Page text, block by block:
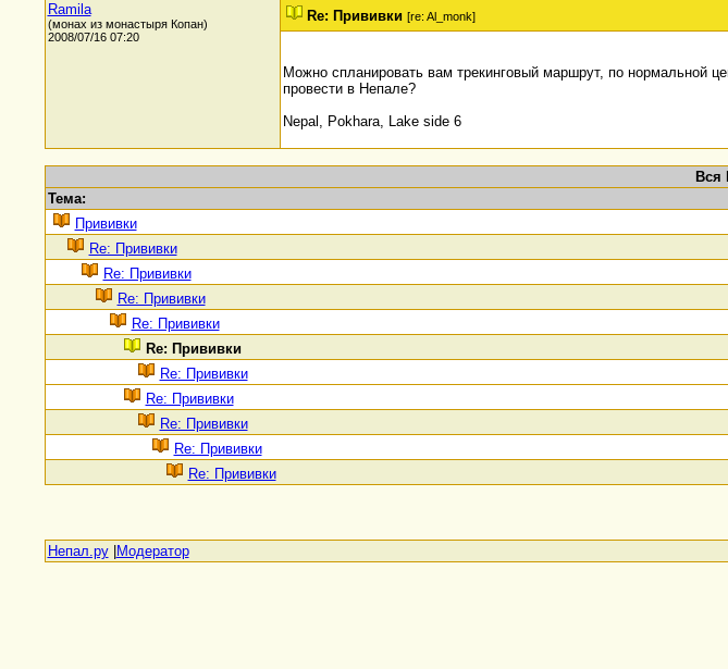
Ramila
(монах из монастыря Копан)
2008/07/16 07:20
Re: Прививки [re: Al_monk]
Можно спланировать вам трекинговый маршрут, по нормальной
провести в Непале?
Nepal, Pokhara, Lake side 6
Вся
Тема:
Прививки
Re: Прививки
Re: Прививки
Re: Прививки
Re: Прививки
Re: Прививки
Re: Прививки
Re: Прививки
Re: Прививки
Re: Прививки
Re: Прививки
Непал.ру| Модератор